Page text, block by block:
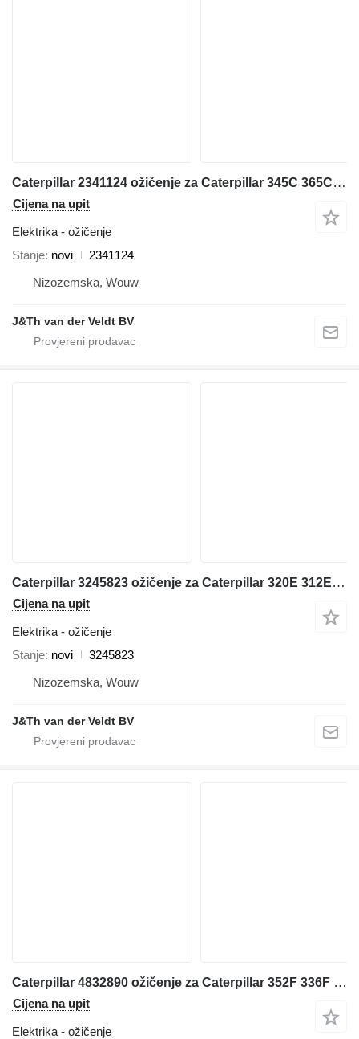
Caterpillar 2341124 ožičenje za Caterpillar 345C 365C 385C 320D 330D 340D 390D 311D 312D 323D 324D 374D 315D 325D 345D 336D 319D 329D 349D 320D2 330D2 326D2 336D2 318D2 329D2 349D2 bagera
Cijena na upit
Elektrika - ožičenje
Stanje novi
2341124
Nizozemska, Wouw
J&Th van der Veldt BV
Caterpillar 3245823 ožičenje za Caterpillar 320E 312E 324E 316E 336E 318E 329E 349E 390F 336F 349F bagera
Cijena na upit
Elektrika - ožičenje
Stanje novi
3245823
Nizozemska, Wouw
J&Th van der Veldt BV
Caterpillar 4832890 ožičenje za Caterpillar 352F 336F 349F bagera
Cijena na upit
Elektrika - ožičenje